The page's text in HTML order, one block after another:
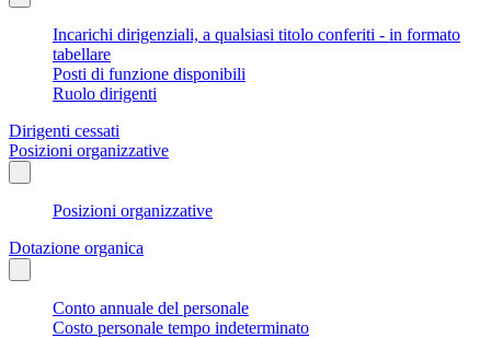
Incarichi dirigenziali, a qualsiasi titolo conferiti - in formato
tabellare
Posti di funzione disponibili
Ruolo dirigenti
Dirigenti cessati
Posizioni organizzative
Posizioni organizzative
Dotazione organica
Conto annuale del personale
Costo personale tempo indeterminato